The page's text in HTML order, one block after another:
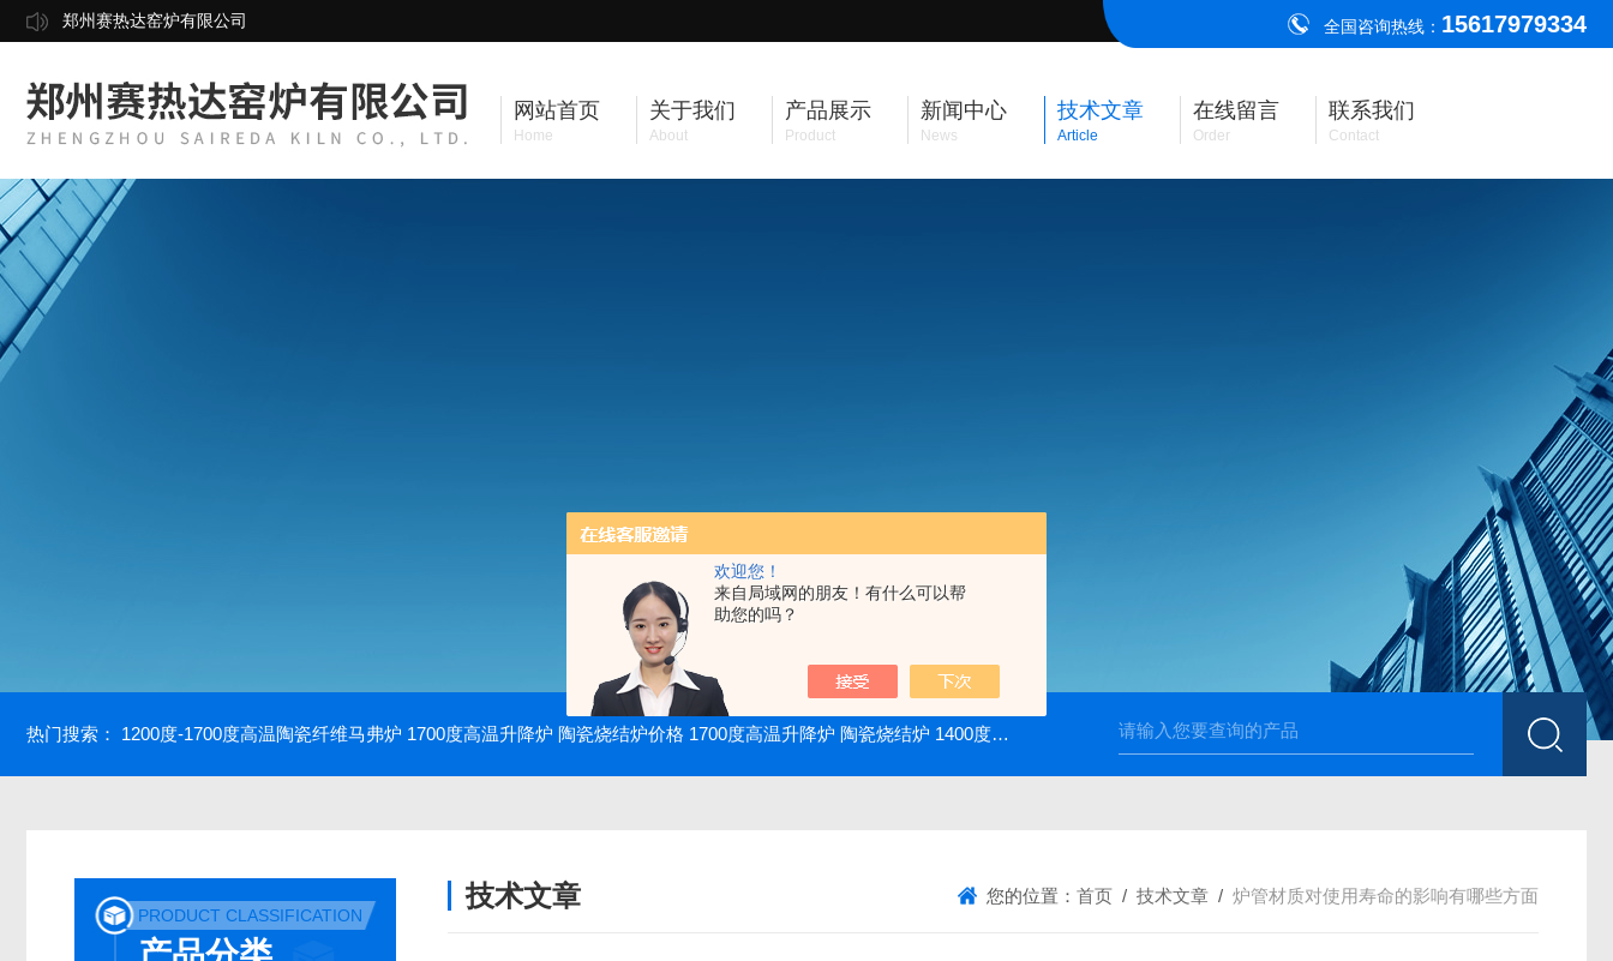
欢迎您！
来自局域网的朋友！有什么可以帮
助您的吗？
郑州赛热达窑炉有限公司 全国咨询热线： 15617979334
网站首页
Home
关于我们
About
产品展示
Product
新闻中心
News
技术文章
Article
在线留言
Order
联系我们
Contact
热门搜索： 1200度-1700度高温陶瓷纤维马弗炉 1700度高温升降炉 陶瓷烧结炉价格 1700度高温升降炉 陶瓷烧结炉 1400度电动升降炉 实验室使用 高温烧结升降炉 可四面加热 1700度升降式马弗炉 烧
PRODUCT CLASSIFICATION
技术文章 您的位置： 首页 / 技术文章 / 炉管材质对使用寿命的影响有哪些方面